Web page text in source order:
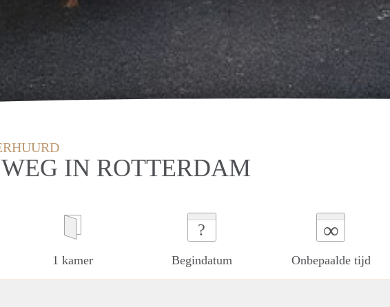
IN ROTTERDAM
1 kamer
?
Begindatum
∞
Onbepaalde tijd